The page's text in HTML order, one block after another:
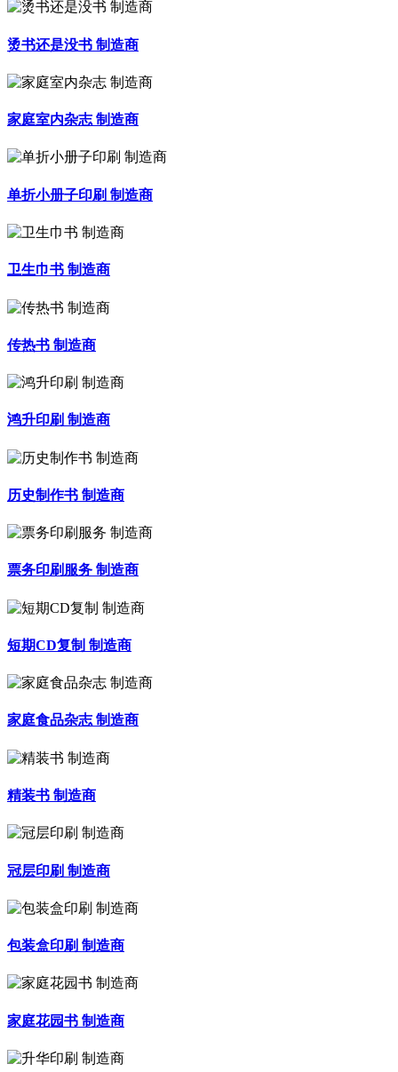
烫书还是没书 制造商
家庭室内杂志 制造商
单折小册子印刷 制造商
卫生巾书 制造商
传热书 制造商
鸿升印刷 制造商
历史制作书 制造商
票务印刷服务 制造商
短期CD复制 制造商
家庭食品杂志 制造商
精装书 制造商
冠层印刷 制造商
包装盒印刷 制造商
家庭花园书 制造商